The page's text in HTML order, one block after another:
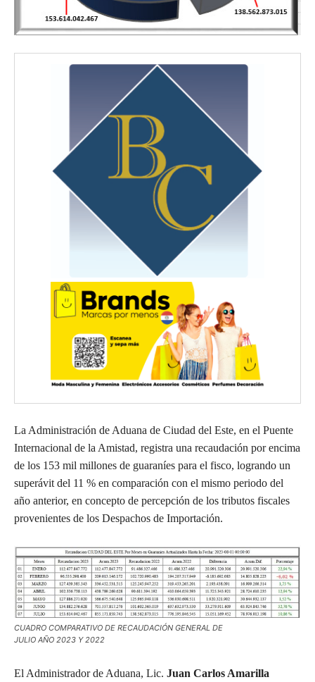
La Administración de Aduana de Ciudad del Este, en el Puente
Internacional de la Amistad, registra una recaudación por encima
de los 153 mil millones de guaraníes para el fisco, logrando un
superávit del 11 % en comparación con el mismo periodo del
año anterior, en concepto de percepción de los tributos fiscales
provenientes de los Despachos de Importación.
CUADRO COMPARATIVO DE RECAUDACIÓN GENERAL DE
JULIO AÑO 2023 Y 2022
El Administrador de Aduana, Lic. Juan Carlos Amarilla